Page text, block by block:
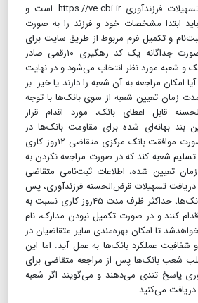
نشانی ثبت درخواست تسهیلات فرزندآوری https://ve.cbi.ir است و
باید ابتدا مشخصات خود و فرزند را به صورت
و تکمیل فرم مربوط از طریق سایت برای
هر یک از فرزندان به صورت جداگانه یک کد‌ رهگیری ۱۰رقمی صادر
و شعبه مورد نظر انتخاب می‌شود و در نهایت
امکان مراجعه به آن شعبه را دارند یا خیر. بر
زمان تعیین شعبه از سوی بانک‌ها با توجه
قابل اعطای بانک، مورد اقدام قرار
بند بهانه‌ای شده برای مقاومت بانک‌ها در
نپرداختن تسهیلات. در صورت موافقت بانک مرکزی متقاضی ۱۲روز کاری
شعبه کند که در صورت مراجعه نکردن به
تعیین شده،‌ اطلاعات ثبت‌نامی متقاضی
تسهیلات قرض‌الحسنه فرزندآوری، پس
از پذیرش توسط شعب بانک‌ها، حداکثر ظرف مدت ۴۵روز کاری نسبت به
کنند و در صورت تکمیل نبودن مدارک، نام
تا امکان بهره‌مندی سایر متقاضیان در
عملکرد بانک‌ها به عمل آید. اما این
شعب بانک‌ها پس از مراجعه متقاضی برای
پاسخ تندی می‌دهند و می‌گویند اگر شعبه
دریافت می‌کنید.